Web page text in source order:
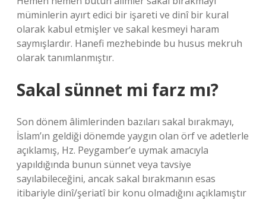
müminlerin ayırt edici bir işareti ve dinî bir kural
olarak kabul etmişler ve sakal kesmeyi haram
saymışlardır. Hanefi mezhebinde bu husus mekruh
olarak tanımlanmıştır.
Sakal sünnet mi farz mı?
Son dönem âlimlerinden bazıları sakal bırakmayı,
İslam’ın geldiği dönemde yaygın olan örf ve adetlerle
açıklamış, Hz. Peygamber’e uymak amacıyla
yapıldığında bunun sünnet veya tavsiye
sayılabileceğini, ancak sakal bırakmanın esas
itibariyle dinî/şeriatî bir konu olmadığını açıklamıştır